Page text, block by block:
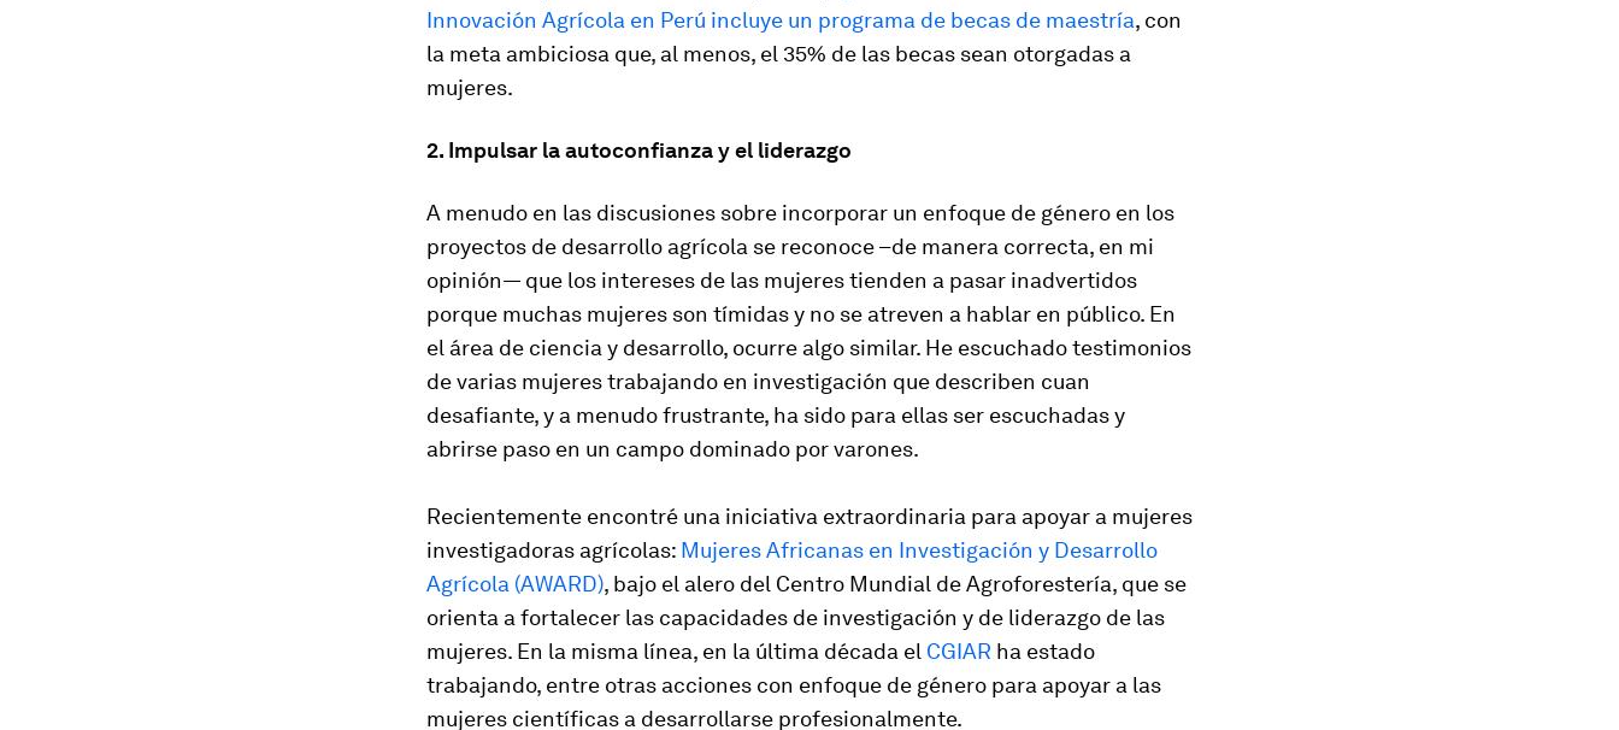
Innovación Agrícola en Perú incluye un programa de becas de maestría, con
la meta ambiciosa que, al menos, el 35% de las becas sean otorgadas a
mujeres.
2. Impulsar la autoconfianza y el liderazgo
A menudo en las discusiones sobre incorporar un enfoque de género en los
proyectos de desarrollo agrícola se reconoce –de manera correcta, en mi
opinión— que los intereses de las mujeres tienden a pasar inadvertidos
porque muchas mujeres son tímidas y no se atreven a hablar en público. En
el área de ciencia y desarrollo, ocurre algo similar. He escuchado testimonios
de varias mujeres trabajando en investigación que describen cuan
desafiante, y a menudo frustrante, ha sido para ellas ser escuchadas y
abrirse paso en un campo dominado por varones.
Recientemente encontré una iniciativa extraordinaria para apoyar a mujeres
investigadoras agrícolas: Mujeres Africanas en Investigación y Desarrollo
Agrícola (AWARD), bajo el alero del Centro Mundial de Agroforestería, que se
orienta a fortalecer las capacidades de investigación y de liderazgo de las
mujeres. En la misma línea, en la última década el CGIAR ha estado
trabajando, entre otras acciones con enfoque de género para apoyar a las
mujeres científicas a desarrollarse profesionalmente.